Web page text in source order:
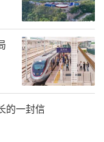
了人民，也繁荣
至今，同样传承
的一封信